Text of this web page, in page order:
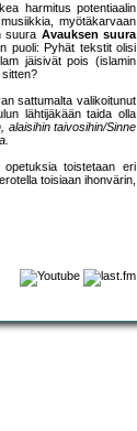
harmitus potentiaalin
myötäkarvaan
suura Avauksen suura
puoli: Pyhät tekstit olisi
jäisivät pois (islamin
sattumalta valikoitunut
lähtijäkään taida olla
alaisihin taivosihin/Sinne
toistetaan eri
toisiaan ihonvärin,